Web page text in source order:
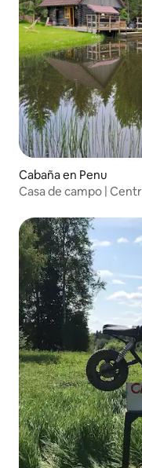
Cabaña en Penu
Casa de campo |